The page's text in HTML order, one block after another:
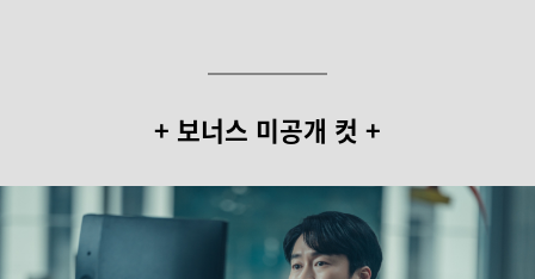
+ 보너스 미공개 컷 +